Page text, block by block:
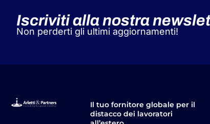
Iscriviti alla nostra
Non perderti gli ultimi aggiornamenti!
Il tuo fornitore globale per il
distacco dei lavoratori